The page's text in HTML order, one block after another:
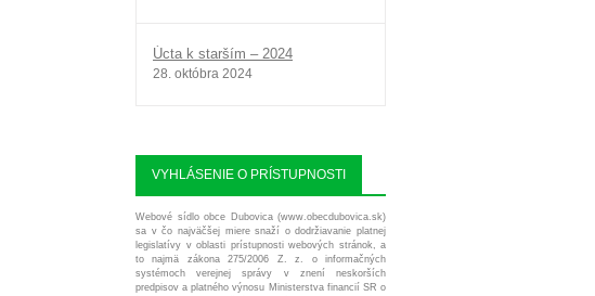
Úcta k starším – 2024
28. októbra 2024
VYHLÁSENIE O PRÍSTUPNOSTI
Webové sídlo obce Dubovica (www.obecdubovica.sk)
sa v čo najväčšej miere snaží o dodržiavanie platnej
legislatívy v oblasti prístupnosti webových stránok, a
to najmä zákona 275/2006 Z. z. o informačných
systémoch verejnej správy v znení neskorších
predpisov a platného výnosu Ministerstva financií SR o